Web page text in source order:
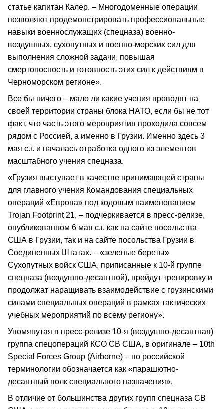
статье капитан Калер. – Многодоменные операции
позволяют продемонстрировать профессиональные
навыки военнослужащих (спецназа) военно-
воздушных, сухопутных и военно-морских сил для
выполнения сложной задачи, повышая
смертоносность и готовность этих сил к действиям в
Черноморском регионе».
Все бы ничего – мало ли какие учения проводят на
своей территории страны блока НАТО, если бы не тот
факт, что часть этого мероприятия проходила совсем
рядом с Россией, а именно в Грузии. Именно здесь 3
мая с.г. и началась отработка одного из элементов
масштабного учения спецназа.
«Грузия выступает в качестве принимающей страны
для главного учения Командования специальных
операций «Европа» под кодовым наименованием
Trojan Footprint 21, – подчеркивается в пресс-релизе,
опубликованном 6 мая с.г. как на сайте посольства
США в Грузии, так и на сайте посольства Грузии в
Соединенных Штатах. – «зеленые береты»
Сухопутных войск США, приписанные к 10-й группе
спецназа (воздушно-десантной), пройдут тренировку и
продолжат наращивать взаимодействие с грузинскими
силами специальных операций в рамках тактических
учебных мероприятий по всему региону».
Упомянутая в пресс-релизе 10-я (воздушно-десантная)
группа спецопераций КСО СВ США, в оригинале – 10th
Special Forces Group (Airborne) – по российской
терминологии обозначается как «парашютно-
десантный полк специального назначения».
В отличие от большинства других групп спецназа СВ